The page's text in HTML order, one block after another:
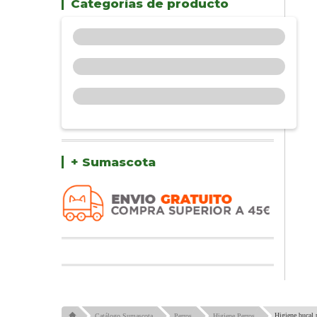
Categorías de producto
+ Sumascota
Higiene bucal